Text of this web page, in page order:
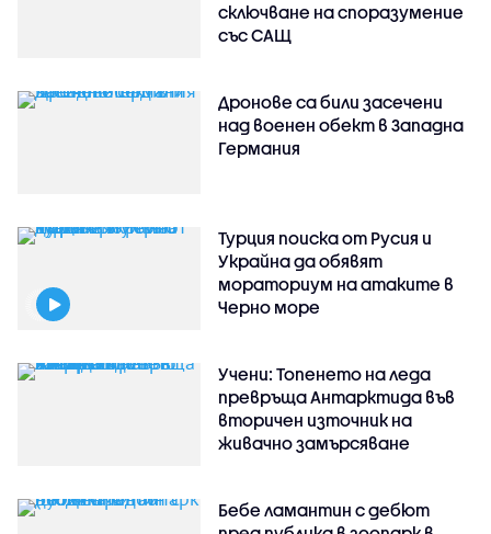
сключване на споразумение
със САЩ
Дронове са били засечени
над военен обект в Западна
Германия
Турция поиска от Русия и
Украйна да обявят
мораториум на атаките в
Черно море
Учени: Топенето на леда
превръща Антарктида във
вторичен източник на
живачно замърсяване
Бебе ламантин с дебют